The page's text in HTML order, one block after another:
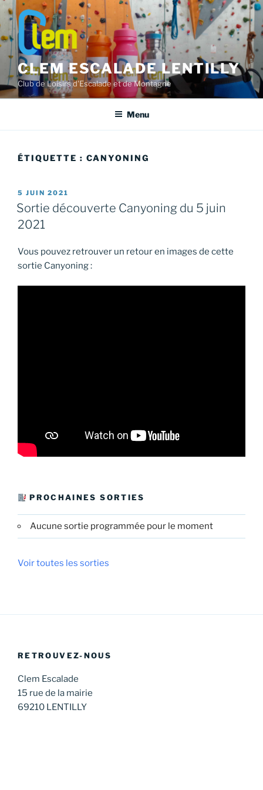
Aller
au
contenu
principal
CLEM ESCALADE LENTILLY
Club de Loisirs d'Escalade et de Montagne
Menu
ÉTIQUETTE : CANYONING
PUBLIÉ
LE
5 JUIN 2021
Sortie découverte Canyoning du 5 juin
2021
Vous pouvez retrouver un retour en images de cette
sortie Canyoning :
PROCHAINES SORTIES
Aucune sortie programmée pour le moment
Voir toutes les sorties
RETROUVEZ-NOUS
Clem Escalade
15 rue de la mairie
69210 LENTILLY